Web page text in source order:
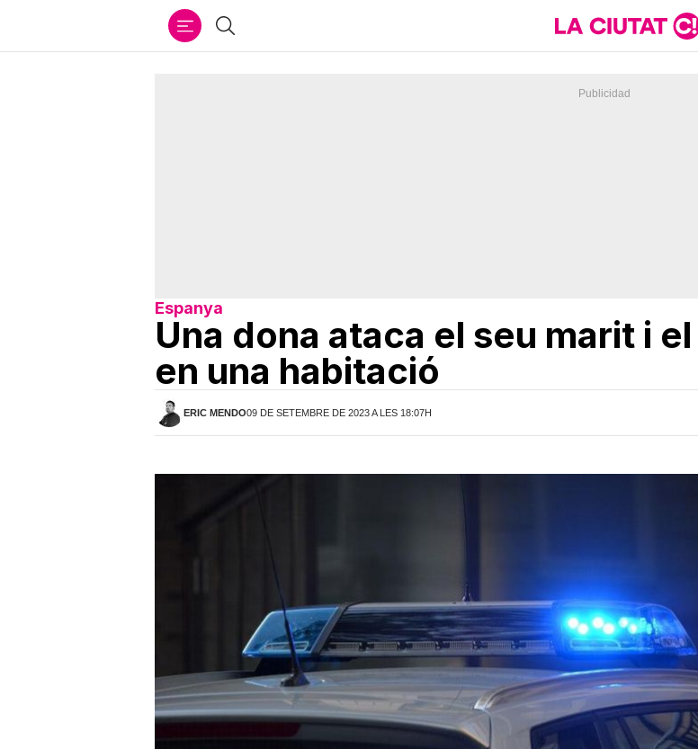
Cercar
Espanya
Una dona ataca el seu marit i
en una habitació
ERIC MENDO09 DE SETEMBRE DE 2023 A LES 18:07H